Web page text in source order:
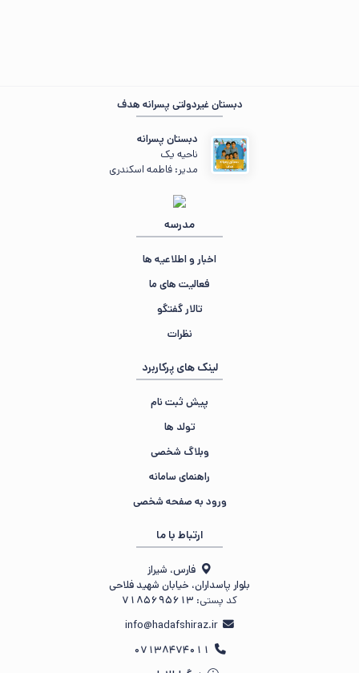
مهمان عزیز ، ☀️ صبح‌تون بخیر
در حال جمع‌وجور کردن اطلاعات...
«یوسف گمگشته باز آید به کنعان غم مخور...»
دبستان غیردولتی پسرانه هدف
دبستان پسرانه
ناحیه یک
مدیر: فاطمه اسکندری
مدرسه
اخبار و اطلاعیه ها
فعالیت های ما
تالار گفتگو
نظرات
لینک های پرکاربرد
پیش ثبت نام
تولد ها
وبلاگ شخصی
راهنمای سامانه
ورود به صفحه شخصی
ارتباط با ما
فارس، شیراز
بلوار پاسداران، خیابان شهید فلاحی
کد پستی:
info@hadafshiraz.ir
07138474011